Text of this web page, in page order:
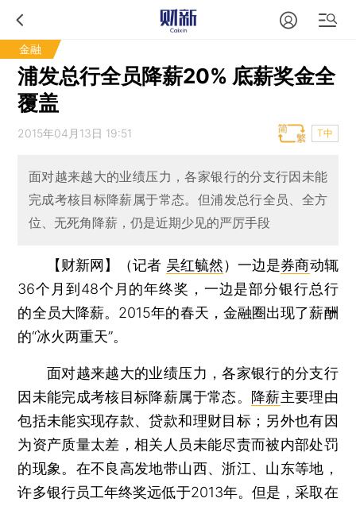
金融
浦发总行全员降薪20% 底薪奖金全
覆盖
2015年04月13日 19:51 T中
面对越来越大的业绩压力，各家银行的分支行因未能
完成考核目标降薪属于常态。但浦发总行全员、全方
位、无死角降薪，仍是近期少见的严厉手段
【财新网】（记者 吴红毓然）一边是券商动辄
36个月到48个月的年终奖，一边是部分银行总行
的全员大降薪。2015年的春天，金融圈出现了薪酬
的“冰火两重天”。
面对越来越大的业绩压力，各家银行的分支行
因未能完成考核目标降薪属于常态。 降薪主要理由
包括未能实现存款、贷款和理财目标；另外也有因
为资产质量太差，相关人员未能尽责而被内部处罚
的现象。在不良高发地带山西、浙江、山东等地，
许多银行员工年终奖远低于2013年。但是，采取在